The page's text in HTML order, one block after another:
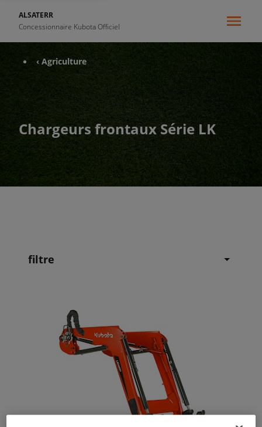
ALSATERR
Concessionnaire Kubota Officiel
‹ Agriculture
Chargeurs frontaux Série LK
filtre